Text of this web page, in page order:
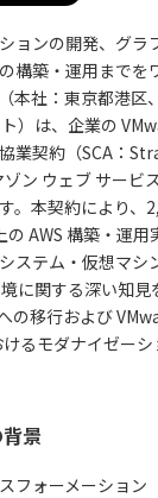
ョンの開発、グラ
構築・運用までを
本社：東京都港区
）は、企業の
業契約（SCA：
ン ウェブ サービ
。本契約により、
AWS 構築・運
ステム・仮想マシ
に関する深い知見
の移行および
るモダナイゼー
景
フォーメーション